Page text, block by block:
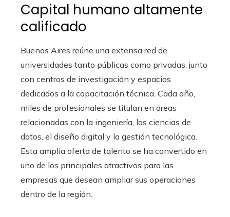
Capital humano altamente
calificado
Buenos Aires reúne una extensa red de
universidades tanto públicas como privadas, junto
con centros de investigación y espacios
dedicados a la capacitación técnica. Cada año,
miles de profesionales se titulan en áreas
relacionadas con la ingeniería, las ciencias de
datos, el diseño digital y la gestión tecnológica.
Esta amplia oferta de talento se ha convertido en
uno de los principales atractivos para las
empresas que desean ampliar sus operaciones
dentro de la región.